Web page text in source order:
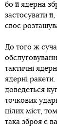
бо її ядерна
застосувати
своє
До того ж
тактичні
ядерні
доведеться
точкових
цілих міст,
така зброя є